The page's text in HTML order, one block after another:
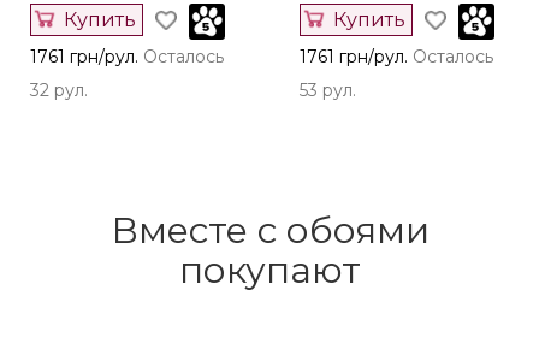
Купить
1761 грн/рул. Осталось
32 рул.
Купить
1761 грн/рул. Осталось
53 рул.
Вместе с обоями
покупают